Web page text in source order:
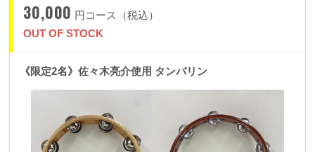
30,000 円コース（税込）
OUT OF STOCK
《限定2名》佐々木亮介使用 タンバリン